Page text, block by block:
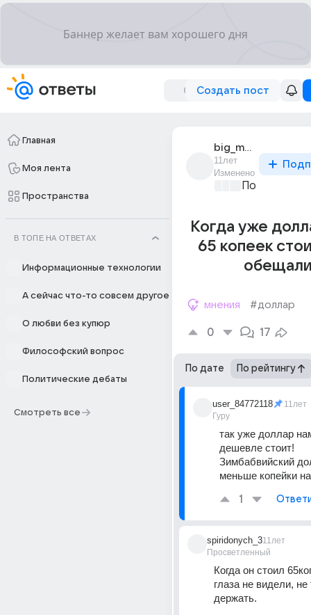
Создать пост
Главная
Моя лента
Пространства
В ТОПЕ НА ОТВЕТАХ
Информационные технологии
А сейчас что-то совсем другое
О любви без купюр
Философский вопрос
Политические дебаты
Смотреть все
big_muzzy_15
11лет
Изменено
Когда уже
65 копеек
мнения #доллар
0 17
По дате По рейтингу
user_84772118
Гуру
11лет
так уже доллар
дешевле стоит!
Зимбабвийский
меньше копейки
1
spiridonych_3
Просветленный
11лет
Когда он стоил
глаза не видели, не
держать.